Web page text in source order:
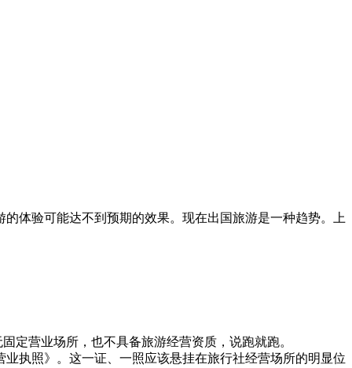
体验可能达不到预期的效果。现在出国旅游是一种趋势。上
定营业场所，也不具备旅游经营资质，说跑就跑。
执照》。这一证、一照应该悬挂在旅行社经营场所的明显位